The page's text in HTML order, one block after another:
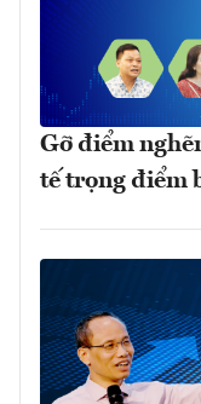
Gỡ điểm
tế trọng điểm